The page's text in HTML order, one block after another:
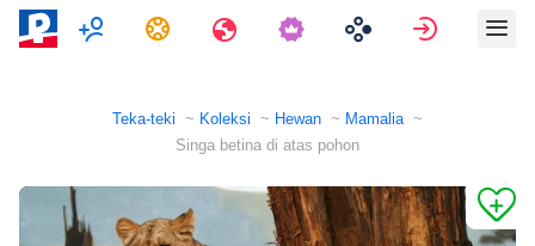
Pemain ganda
Tugas Perjalanan Masuk
Teka-teki Koleksi Hewan
Mamalia
Singa betina di atas pohon